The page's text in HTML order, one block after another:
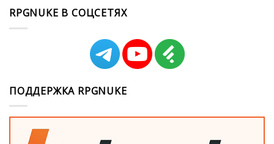
RPGNUKE В СОЦСЕТЯХ
ПОДДЕРЖКА RPGNUKE